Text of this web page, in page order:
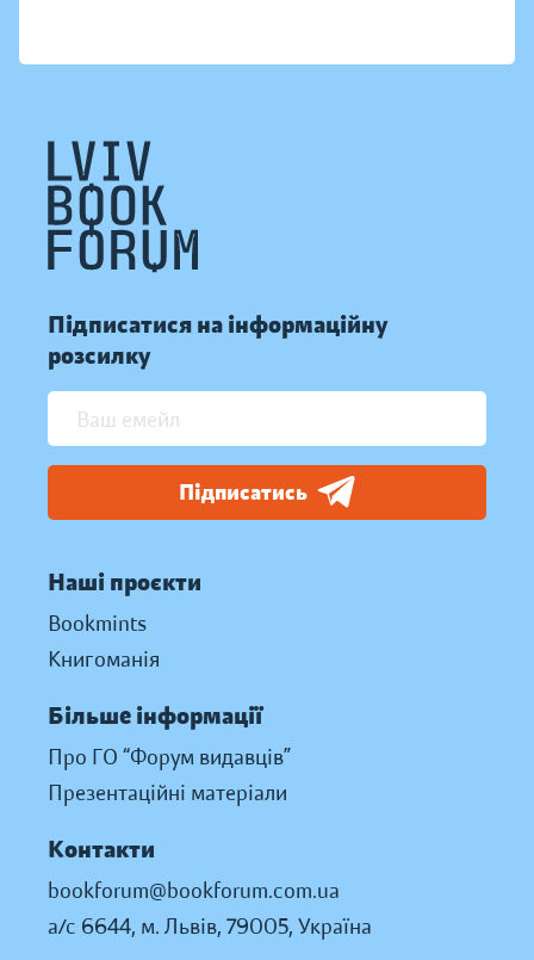
Підписатися на інформаційну
розсилку
Підписатись
Наші проєкти
Bookmints
Книгоманія
Більше інформації
Про ГО “Форум видавців”
Презентаційні матеріали
Контакти
bookforum@bookforum.com.ua
а/с 6644, м. Львів, 79005, Україна